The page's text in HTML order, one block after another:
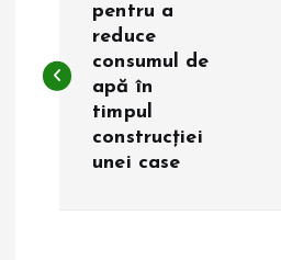
v
pentru a
reduce
consumul de
apă în
timpul
construcției
unei case